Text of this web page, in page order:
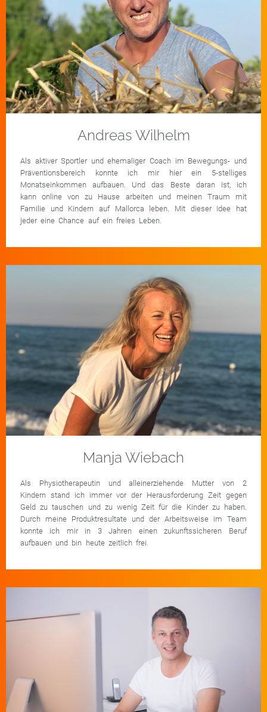
Andreas Wilhelm
Als aktiver Sportler und ehemaliger Coach im Bewegungs- und
Präventionsbereich konnte ich mir hier ein 5-stelliges
Monatseinkommen aufbauen. Und das Beste daran ist, ich
kann online von zu Hause arbeiten und meinen Traum mit
Familie und Kindern auf Mallorca leben. Mit dieser Idee hat
jeder eine Chance auf ein freies Leben.
Manja Wiebach
Als Physiotherapeutin und alleinerziehende Mutter von 2
Kindern stand ich immer vor der Herausforderung Zeit gegen
Geld zu tauschen und zu wenig Zeit für die Kinder zu haben.
Durch meine Produktresultate und der Arbeitsweise im Team
konnte ich mir in 3 Jahren einen zukunftssicheren Beruf
aufbauen und bin heute zeitlich frei.